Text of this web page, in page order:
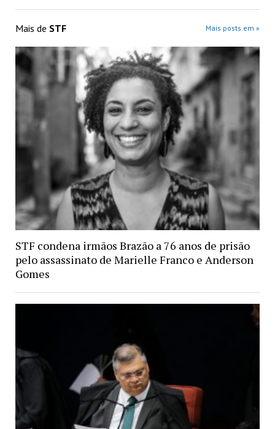
Mais de STF Mais posts em »
STF condena irmãos Brazão a 76 anos de prisão
pelo assassinato de Marielle Franco e Anderson
Gomes